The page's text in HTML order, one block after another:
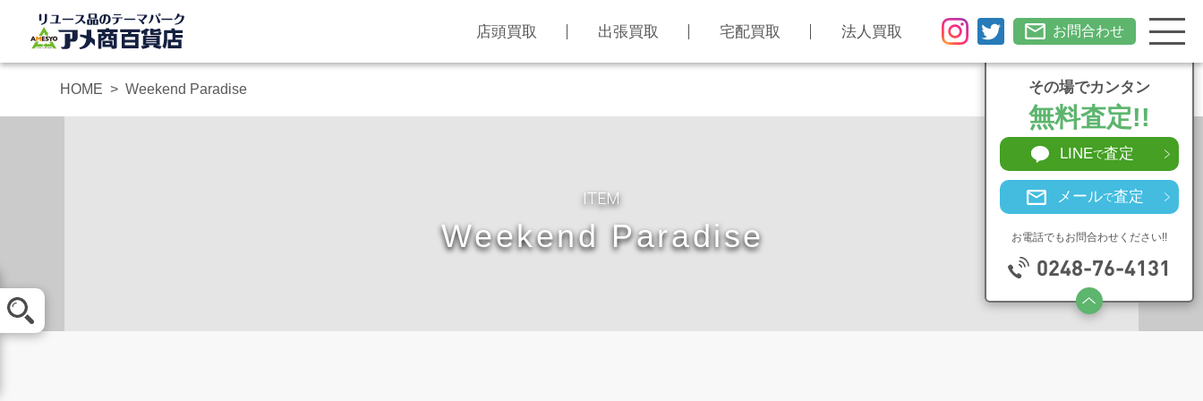
店頭買取 出張買取 宅配買取 法人買取 お問合わせ
その場でカンタン
無料査定!!
LINEで査定
メールで査定
お電話でもお問合わせください!!
0248-76-4131
HOME Weekend Paradise
ITEM
Weekend Paradise